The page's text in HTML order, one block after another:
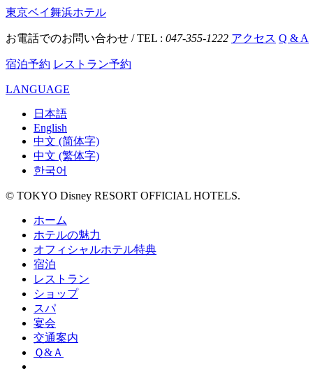
東京ベイ舞浜ホテル
お電話でのお問い合わせ / TEL : 047-355-1222 アクセス Q & A
宿泊予約 レストラン予約
LANGUAGE
日本語
English
中文 (简体字)
中文 (繁体字)
한국어
© TOKYO Disney RESORT OFFICIAL HOTELS.
ホーム
ホテルの魅力
オフィシャルホテル特典
宿泊
レストラン
ショップ
スパ
宴会
交通案内
Ｑ&Ａ